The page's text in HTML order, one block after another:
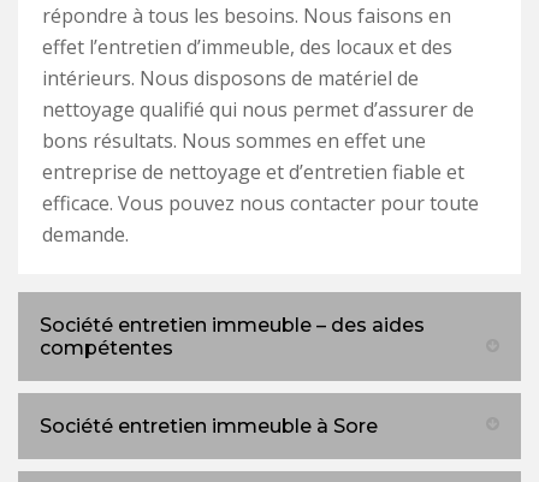
répondre à tous les besoins. Nous faisons en
effet l’entretien d’immeuble, des locaux et des
intérieurs. Nous disposons de matériel de
nettoyage qualifié qui nous permet d’assurer de
bons résultats. Nous sommes en effet une
entreprise de nettoyage et d’entretien fiable et
efficace. Vous pouvez nous contacter pour toute
demande.
Société entretien immeuble – des aides
compétentes
Société entretien immeuble à Sore